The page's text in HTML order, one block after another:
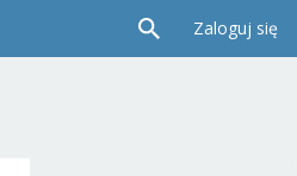
Zaloguj się